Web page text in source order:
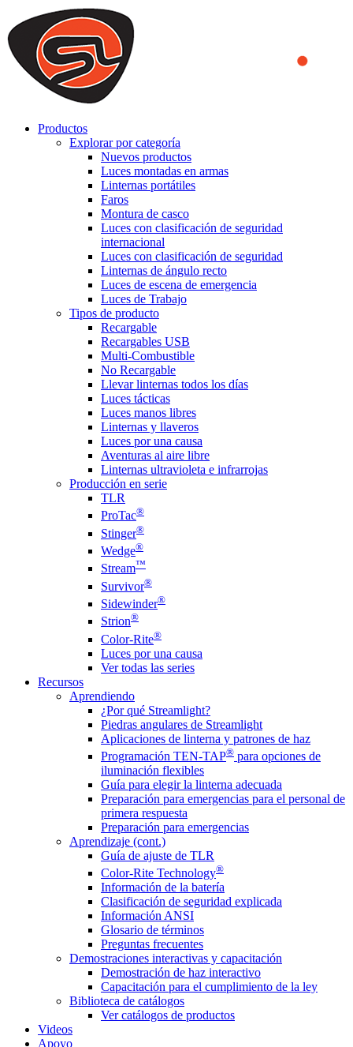
We use cookies to ensure that we provide you the best experience
on our website. By continuing to browse this website, you accept
that cookies are used to help us analyze how the website is used and
to offer you a better experience. To learn more or to find out how
you can disable cookies, you can access our
Productos
Explorar por categoría
Nuevos productos
Luces montadas en armas
Linternas portátiles
Faros
Montura de casco
Luces con clasificación de seguridad
internacional
Luces con clasificación de seguridad
Linternas de ángulo recto
Luces de escena de emergencia
Luces de Trabajo
Tipos de producto
Recargable
Recargables USB
Multi-Combustible
No Recargable
Llevar linternas todos los días
Luces tácticas
Luces manos libres
Linternas y llaveros
Luces por una causa
Aventuras al aire libre
Linternas ultravioleta e infrarrojas
Producción en serie
TLR
ProTac®
Stinger®
Wedge®
Stream™
Survivor®
Sidewinder®
Strion®
Color-Rite®
Luces por una causa
Ver todas las series
Recursos
Aprendiendo
¿Por qué Streamlight?
Piedras angulares de Streamlight
Aplicaciones de linterna y patrones de haz
Programación TEN-TAP® para opciones de
iluminación flexibles
Guía para elegir la linterna adecuada
Preparación para emergencias para el personal de
primera respuesta
Preparación para emergencias
Aprendizaje (cont.)
Guía de ajuste de TLR
Color-Rite Technology®
Información de la batería
Clasificación de seguridad explicada
Información ANSI
Glosario de términos
Preguntas frecuentes
Demostraciones interactivas y capacitación
Demostración de haz interactivo
Capacitación para el cumplimiento de la ley
Biblioteca de catálogos
Ver catálogos de productos
Videos
Apoyo